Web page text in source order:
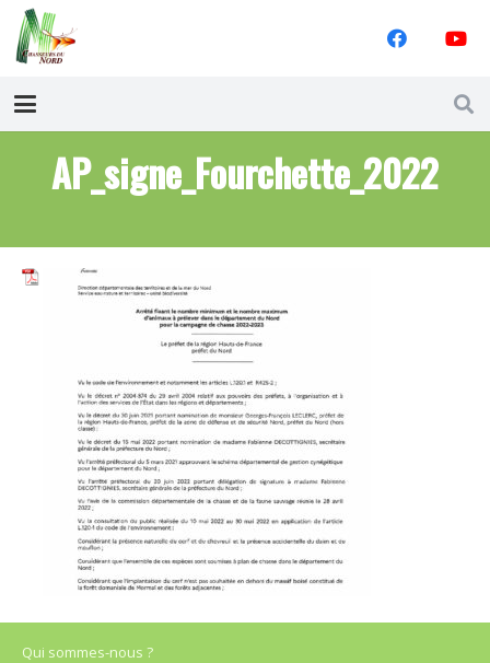
AP_signe_Fourchette_2022
Qui sommes-nous ?